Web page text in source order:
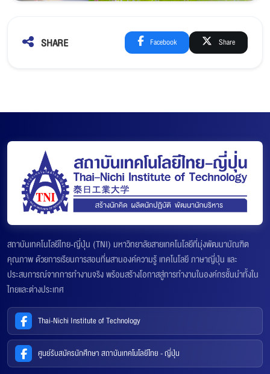
SHARE Facebook Share
สถาบันเทคโนโลยีไทย-ญี่ปุ่น (TNI) มหาวิทยาลัยสายเทคโนโลยีที่มุ่งพัฒนาบัณฑิต
คุณภาพ ด้วยการเรียนการสอนที่ผสานองค์ความรู้ เทคโนโลยี ภาษาญี่ปุ่น และ
ประสบการณ์จากการทำงานจริง พร้อมสร้างโอกาสสู่การทำงานในองค์กรชั้นนำทั้งใน
ไทยและต่างประเทศ
Thai-Nichi Institute of Technology
ศูนย์รับสมัครนักศึกษา สถาบันเทคโนโลยีไทย - ญี่ปุ่น